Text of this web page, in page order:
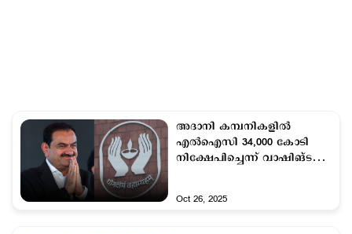
അദാനി കമ്പനികളില്‍
എല്‍ഐസി 34,000 കോടി
നിക്ഷേപിച്ചെന്ന് വാഷിങ്ടണ്‍
Oct 26, 2025